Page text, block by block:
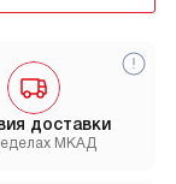
доставки
МКАД